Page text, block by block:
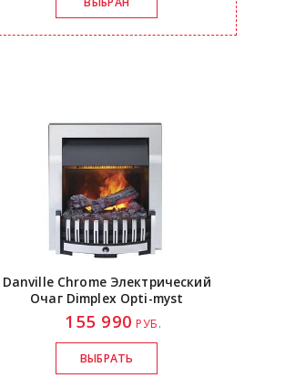
Danville Chrome Электрический
Очаг Dimplex Opti-myst
155 990 РУБ.